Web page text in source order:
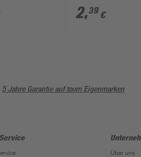
2,39 €
5 Jahre Garantie auf toom Eigenmarken
Über uns